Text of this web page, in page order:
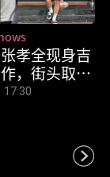
孝全现身吉
，街头取景